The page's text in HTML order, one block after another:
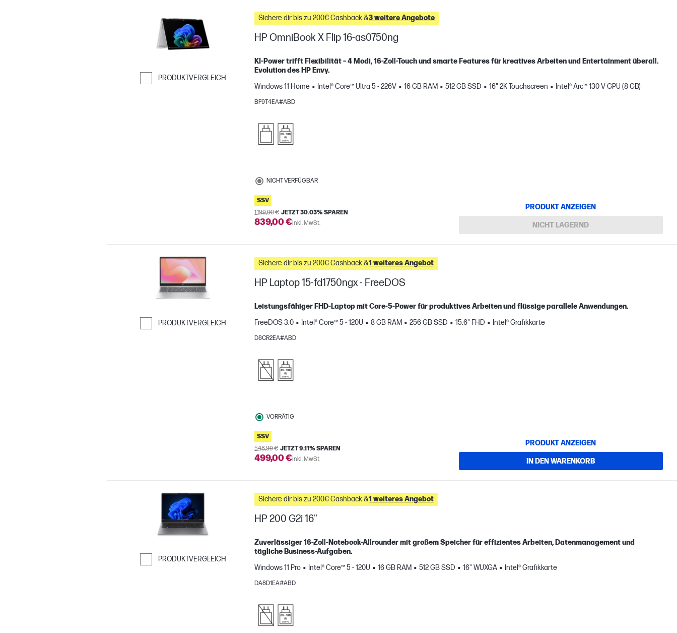
PRODUKTVERGLEICH
Sichere dir bis zu 200€ Cashback &3 weitere Angebote
HP OmniBook X Flip 16-as0750ng
KI-Power trifft Flexibilität – 4 Modi, 16-Zoll-Touch und smarte Features für kreatives Arbeiten und Entertainment überall.
Evolution des HP Envy.
Windows 11 Home
Intel® Core™ Ultra 5 - 226V 16 GB RAM 512 GB SSD 16" 2K Touchscreen Intel® Arc™ 130 V GPU (8 GB)
BF9T4EA#ABD
NICHT VERFÜGBAR
SSV
1.199,00 € JETZT 30.03% SPAREN
839,00 €inkl. MwSt.
PRODUKT ANZEIGEN
NICHT LAGERND
PRODUKTVERGLEICH
Sichere dir bis zu 200€ Cashback &1 weiteres Angebot
HP Laptop 15-fd1750ngx - FreeDOS
Leistungsfähiger FHD‑Laptop mit Core‑5‑Power für produktives Arbeiten und flüssige parallele Anwendungen.
FreeDOS 3.0
Intel® Core™ 5 - 120U 8 GB RAM 256 GB SSD 15.6" FHD Intel® Grafikkarte
D8CR2EA#ABD
VORRÄTIG
SSV
548,99 € JETZT 9.11% SPAREN
499,00 €inkl. MwSt.
PRODUKT ANZEIGEN
IN DEN WARENKORB
PRODUKTVERGLEICH
Sichere dir bis zu 200€ Cashback &1 weiteres Angebot
HP 200 G2i 16"
Zuverlässiger 16‑Zoll‑Notebook‑Allrounder mit großem Speicher für effizientes Arbeiten, Datenmanagement und
tägliche Business‑Aufgaben.
Windows 11 Pro
Intel® Core™ 5 - 120U 16 GB RAM 512 GB SSD 16" WUXGA Intel® Grafikkarte
DA8D1EA#ABD